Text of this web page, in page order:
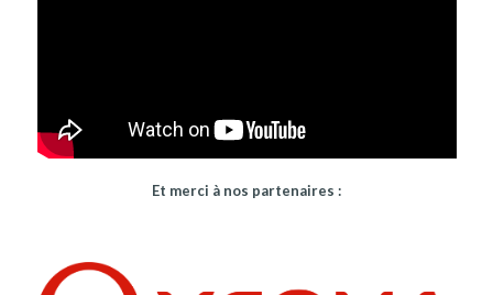
Et merci à nos partenaires :